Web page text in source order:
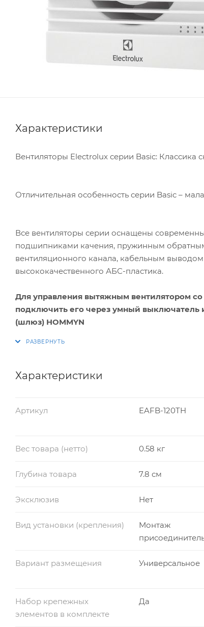
Характеристики
Вентиляторы Electrolux серии Basic: Классика
Отличительная особенность серии Basic –
Все вентиляторы серии оснащены
подшипниками качения, пружинным
вентиляционного канала, кабельным
высококачественного АБС-пластика.
Для управления вытяжным вентилятором
подключить его через умный выключатель
(шлюз) HOMMYN
Характеристики
Артикул EAFB-120TH
Вес товара (нетто) 0.58 кг
Глубина товара 7.8 см
Эксклюзив Нет
Вид установки (крепления)
Монтаж
Вариант размещения Универсальное
Набор крепежных
элементов в комплекте
Да